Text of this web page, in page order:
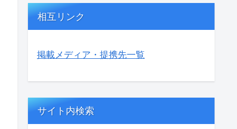
相互リンク
掲載メディア・提携先一覧
サイト内検索